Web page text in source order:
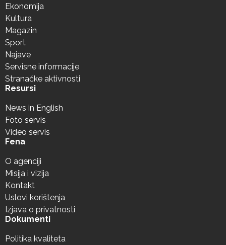
Ekonomija
Kultura
Magazin
Sport
Najave
Servisne informacije
Stranačke aktivnosti
Resursi
News in English
Foto servis
Video servis
Fena
O agenciji
Misija i vizija
Kontakt
Uslovi korištenja
Izjava o privatnosti
Dokumenti
Politika kvaliteta